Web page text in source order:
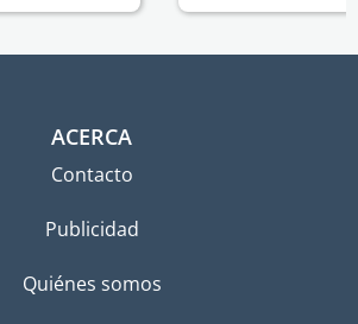
ACERCA
Contacto
Publicidad
Quiénes somos